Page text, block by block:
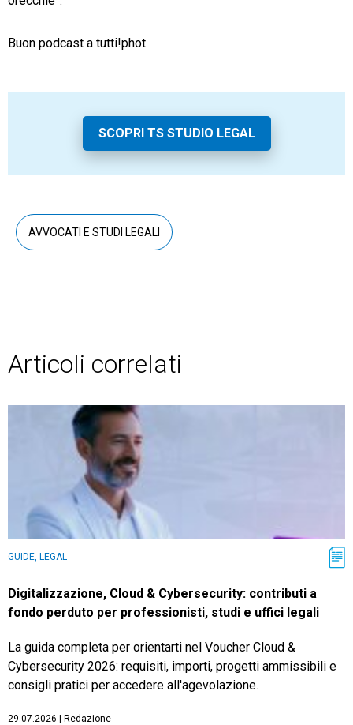
Buon podcast a tutti!phot
SCOPRI TS STUDIO LEGAL
AVVOCATI E STUDI LEGALI
Articoli correlati
GUIDE, LEGAL
Digitalizzazione, Cloud & Cybersecurity: contributi a
fondo perduto per professionisti, studi e uffici legali
La guida completa per orientarti nel Voucher Cloud &
Cybersecurity 2026: requisiti, importi, progetti ammissibili e
consigli pratici per accedere all'agevolazione.
29.07.2026 Redazione